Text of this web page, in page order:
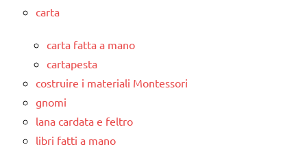
carta
carta fatta a mano
cartapesta
costruire i materiali Montessori
gnomi
lana cardata e feltro
libri fatti a mano